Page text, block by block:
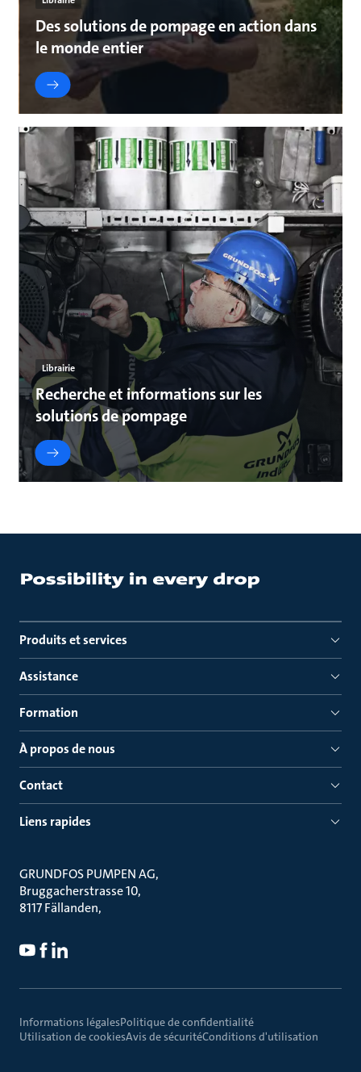
Des solutions de pompage en action dans
le monde entier
Librairie
Recherche et informations sur les
solutions de pompage
Produits et services
Assistance
Formation
À propos de nous
Contact
Liens rapides
GRUNDFOS PUMPEN AG
Bruggacherstrasse 10
8117 Fällanden
Informations légalesPolitique de confidentialité
Utilisation de cookiesAvis de sécuritéConditions d'utilisation